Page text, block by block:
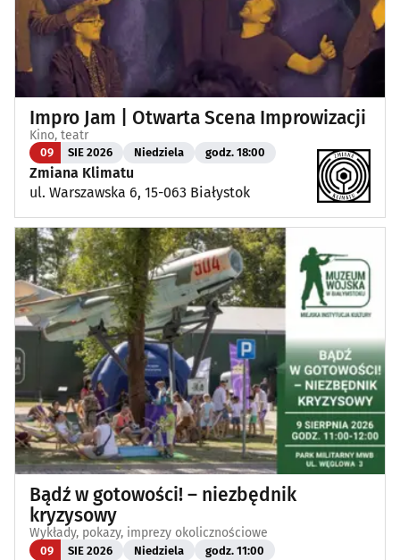
Impro Jam | Otwarta Scena Improwizacji
Kino, teatr
09 SIE 2026 Niedziela godz. 18:00
Zmiana Klimatu
ul. Warszawska 6, 15-063 Białystok
Bądź w gotowości! – niezbędnik
kryzysowy
Wykłady, pokazy, imprezy okolicznościowe
09 SIE 2026 Niedziela godz. 11:00